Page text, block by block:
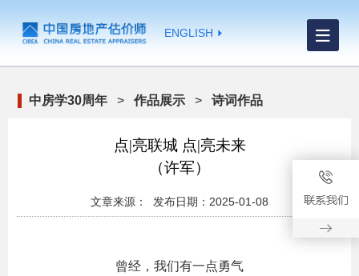
ENGLISH
中房学30周年 > 作品展示 > 诗词作品
点|亮联城 点|亮未来
（许军）
文章来源： 发布日期：2025-01-08
曾经，我们有一点勇气